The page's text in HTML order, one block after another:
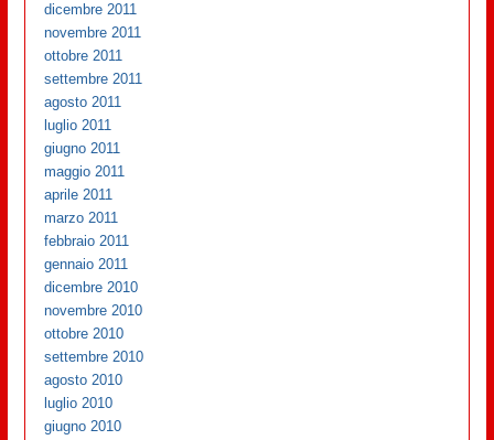
dicembre 2011
novembre 2011
ottobre 2011
settembre 2011
agosto 2011
luglio 2011
giugno 2011
maggio 2011
aprile 2011
marzo 2011
febbraio 2011
gennaio 2011
dicembre 2010
novembre 2010
ottobre 2010
settembre 2010
agosto 2010
luglio 2010
giugno 2010